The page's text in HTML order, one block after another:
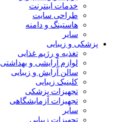
خدمات اینترنت
طراحی سایت
هاستینگ و دامنه
سایر
پزشکی و زیبایی
تغذیه و رژیم غذایی
لوازم آرایشی و بهداشتی
سالن آرایش و زیبایی
کلینیک زیبایی
تجهیزات پزشکی
تجهیزات آزمایشگاهی
سایر
تجهیزات زیبایی